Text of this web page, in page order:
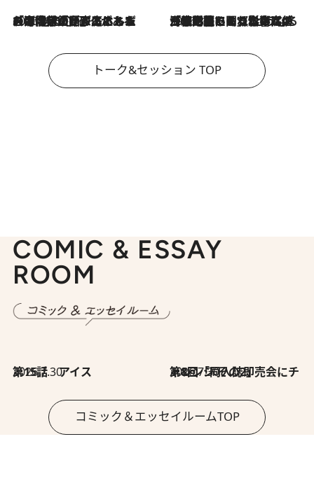
2026.8.3
「今後値上げがあるとすれば…」「リスクがあるのは今年の冬」エネルギー専門家が語る、ホルムズ海峡封鎖が家庭にもたらす“ある心配” 2026.8.3
「住宅建てられない…」「サーチャージ料の高値が続いている」ホルムズ海峡封鎖による影響はいつまで続く？《エネルギー専門家に聞く“どうなる日本の暮らし”》
トーク&セッション TOP
COMIC & ESSAY
ROOM
2026.7.30
第15話 アイス 2026.7.30
第8回「同人誌即売会にチャレンジ その2」
コミック＆エッセイルームTOP